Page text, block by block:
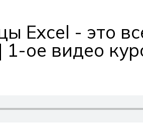
Excel - это
ое видео